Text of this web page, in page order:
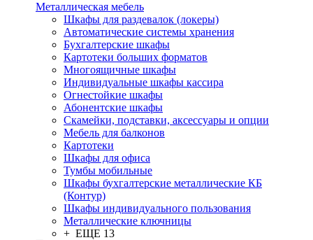
Металлическая мебель
Шкафы для раздевалок (локеры)
Автоматические системы хранения
Бухгалтерские шкафы
Картотеки больших форматов
Многоящичные шкафы
Индивидуальные шкафы кассира
Огнестойкие шкафы
Абонентские шкафы
Скамейки, подставки, аксессуары и опции
Мебель для балконов
Картотеки
Шкафы для офиса
Тумбы мобильные
Шкафы бухгалтерские металлические КБ
(Контур)
Шкафы индивидуального пользования
Металлические ключницы
+ ЕЩЕ 13